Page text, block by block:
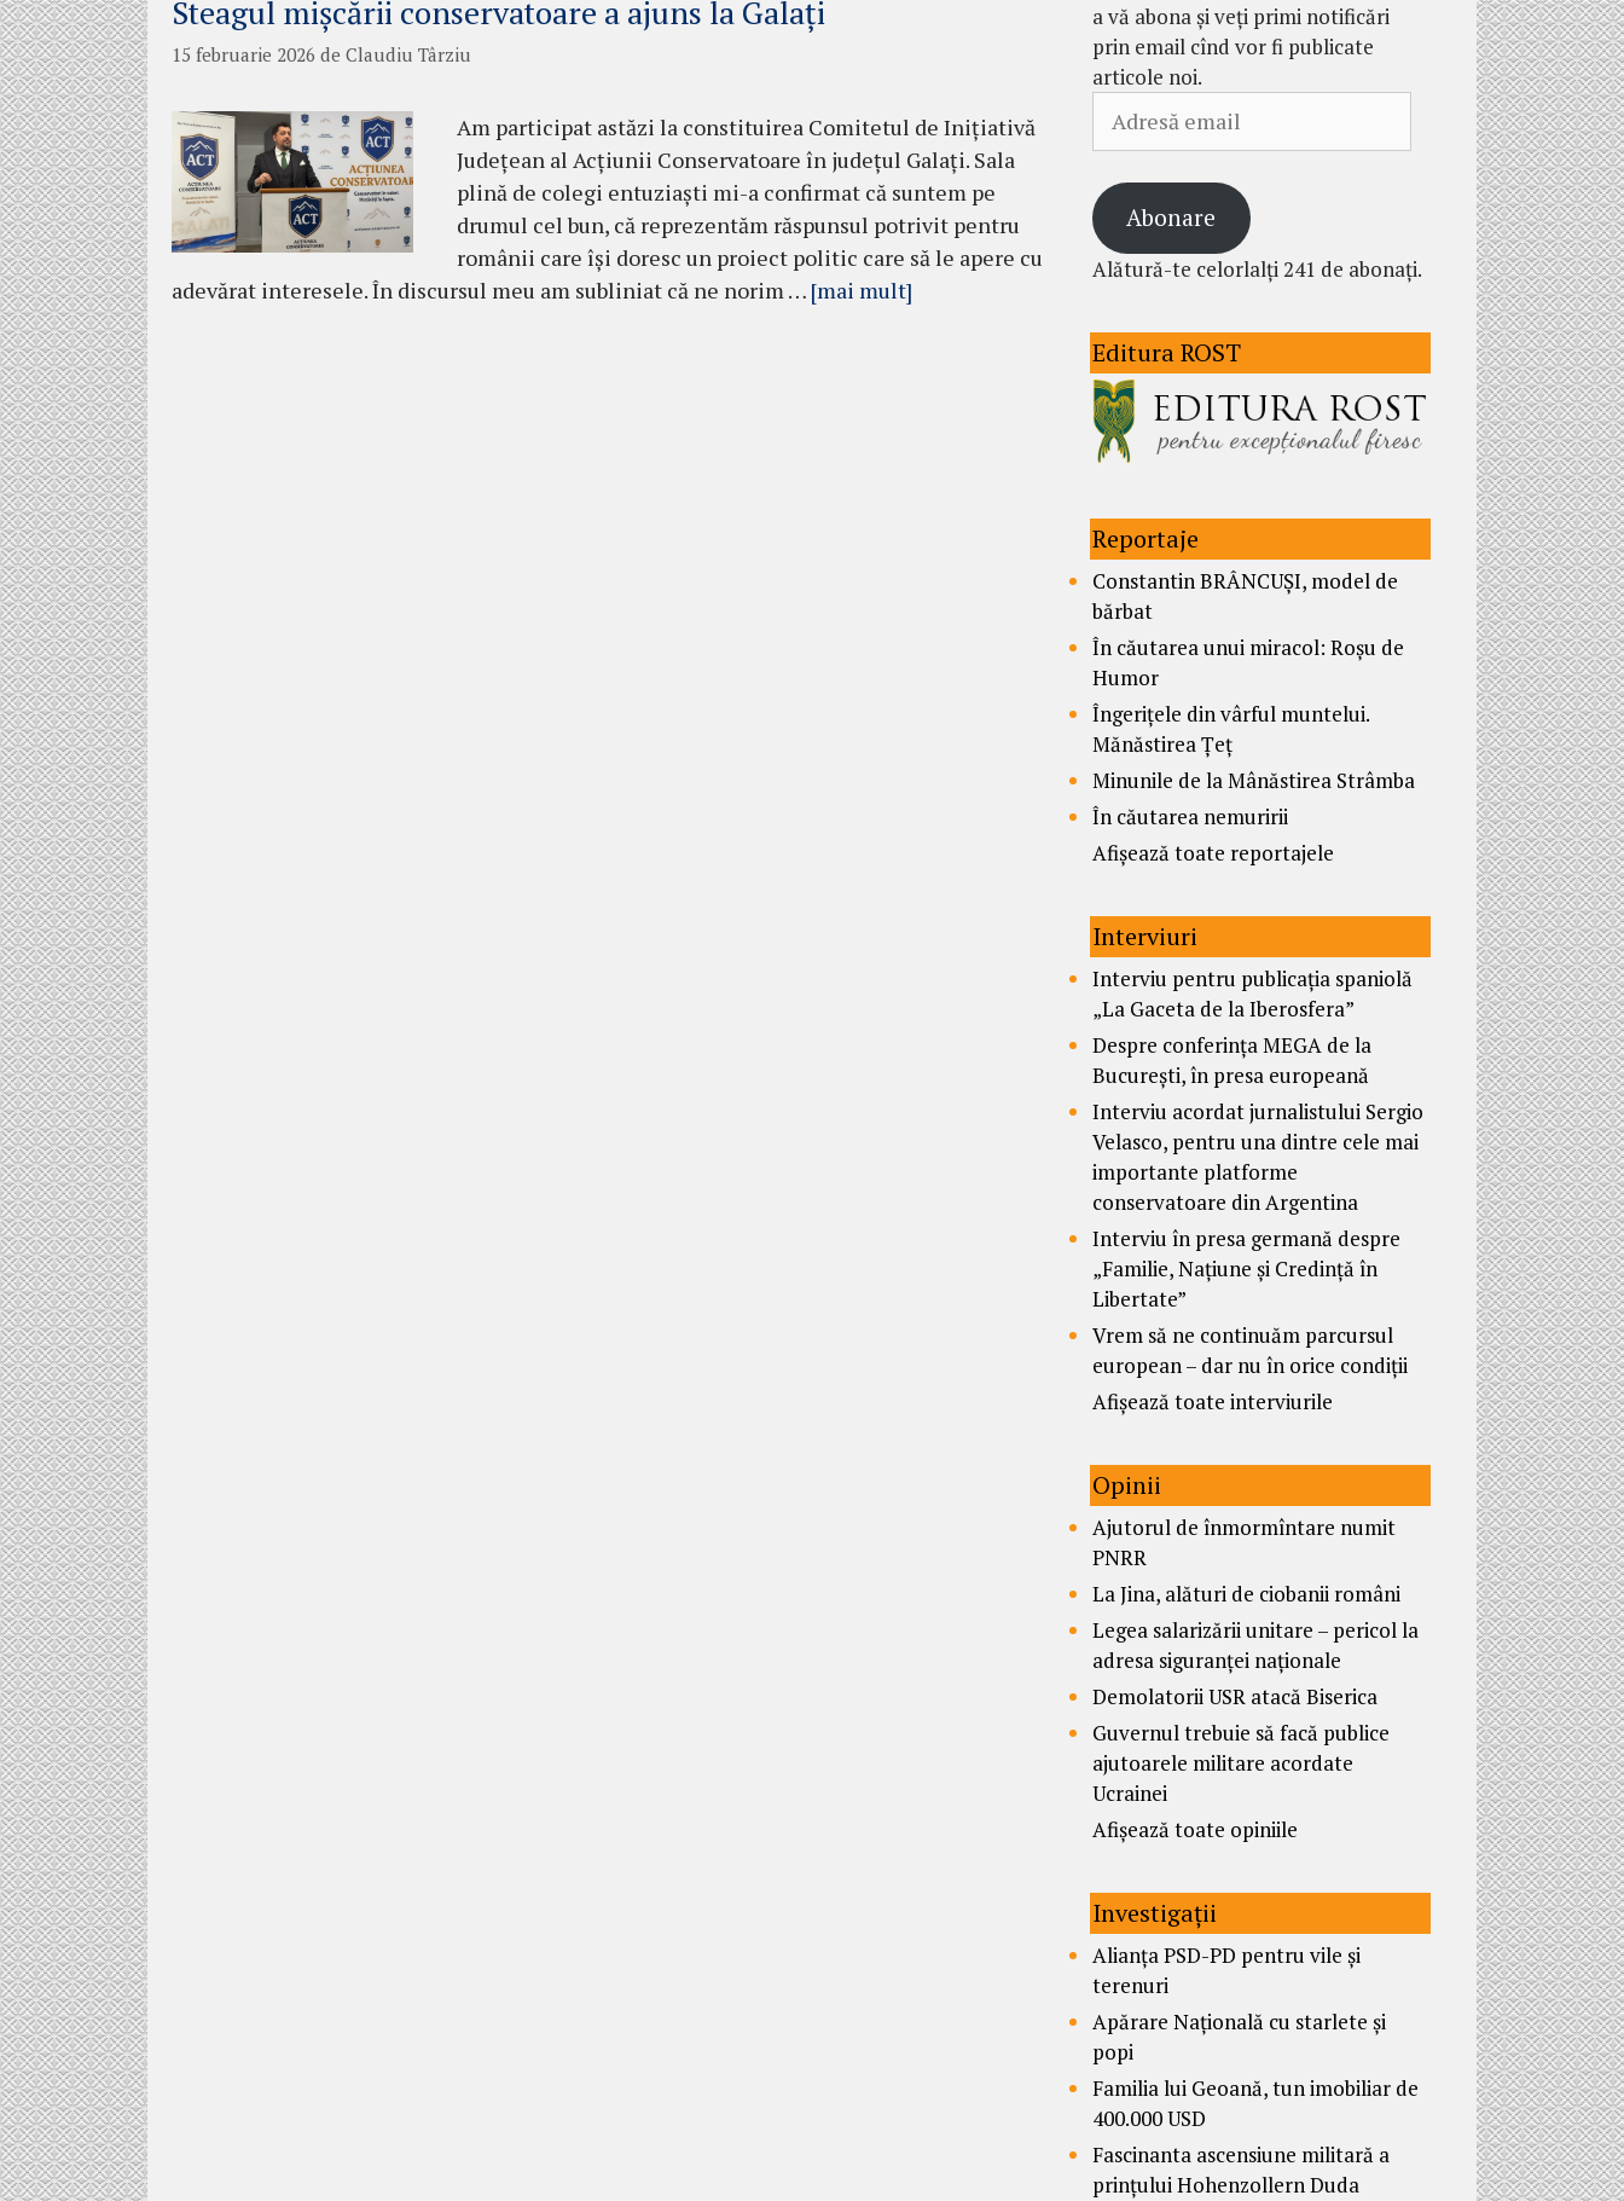
Steagul mișcării conservatoare a ajuns la Galați
15 februarie 2026 de Claudiu Târziu
Am participat astăzi la constituirea Comitetul de Inițiativă
Județean al Acțiunii Conservatoare în județul Galați. Sala
plină de colegi entuziaști mi-a confirmat că suntem pe
drumul cel bun, că reprezentăm răspunsul potrivit pentru
românii care își doresc un proiect politic care să le apere cu
adevărat interesele. În discursul meu am subliniat că ne norim … [mai mult]
a vă abona și veți primi notificări
prin email cînd vor fi publicate
articole noi.
email
Abonare
Alătură-te celorlalți 241 de abonați.
Editura ROST
Reportaje
Constantin BRÂNCUȘI, model de
bărbat
În căutarea unui miracol: Roșu de
Humor
Îngerițele din vârful muntelui.
Mănăstirea Țeț
Minunile de la Mânăstirea Strâmba
În căutarea nemuririi
Afișează toate reportajele
Interviuri
Interviu pentru publicația spaniolă
„La Gaceta de la Iberosfera”
Despre conferința MEGA de la
București, în presa europeană
Interviu acordat jurnalistului Sergio
Velasco, pentru una dintre cele mai
importante platforme
conservatoare din Argentina
Interviu în presa germană despre
„Familie, Națiune și Credință în
Libertate”
Vrem să ne continuăm parcursul
european – dar nu în orice condiții
Afișează toate interviurile
Opinii
Ajutorul de înmormîntare numit
PNRR
La Jina, alături de ciobanii români
Legea salarizării unitare – pericol la
adresa siguranței naționale
Demolatorii USR atacă Biserica
Guvernul trebuie să facă publice
ajutoarele militare acordate
Ucrainei
Afișează toate opiniile
Investigații
Alianța PSD-PD pentru vile și
terenuri
Apărare Națională cu starlete și
popi
Familia lui Geoană, tun imobiliar de
400.000 USD
Fascinanta ascensiune militară a
prințului Hohenzollern Duda